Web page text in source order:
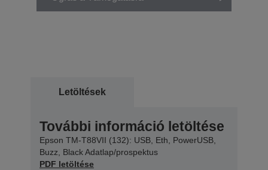
Letöltések
További információ letöltése
Epson TM-T88VII (132): USB, Eth, PowerUSB,
Buzz, Black Adatlap/prospektus
PDF letöltése